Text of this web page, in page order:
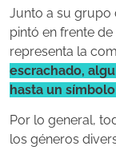
Junto a su grupo
pintó en frente
representa la
escrachado,
hasta un
Por lo general,
los géneros